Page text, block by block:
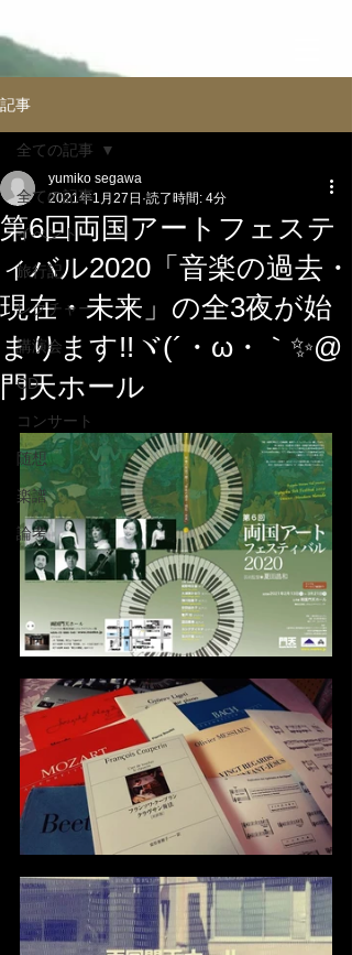
記事
全ての記事
イべント
旅行記
レクチャー
講演会
CD
コンサート
随想
楽譜
論考
全ての記事
第6回両国アートフェステ
ィバル2020「音楽の過去・
現在・未来」の全3夜が始
まります!!ヾ(´・ω・｀✨@
門天ホール
yumiko segawa
2021年1月27日 読了時間: 4分